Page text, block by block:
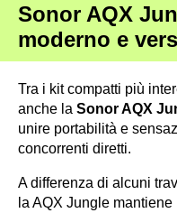
Sonor AQX
moderno e
Tra i kit compatti più
anche la Sonor AQX
unire portabilità e
concorrenti diretti.
A differenza di alcuni
la AQX Jungle